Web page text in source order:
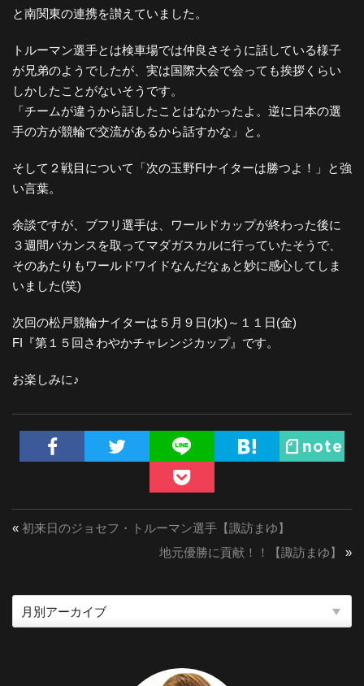
と南関東の連携を讃えていました。
トルーマン選手とは検車場では仲良さそうに話している様子
が兄弟のようでしたが、実は国際大会で会っても挨拶くらい
しかしたことがないそうです。
「チームが違うから話したことはなかったよ。逆に日本の選
手の方が競輪で交流があるから話すかな」と。
そして２戦目について「次の玉野FIナイターは勝つよ！」と強
い言葉。
余談ですが、ブフリ選手は、ワールドカップが終わった後に
３週間バカンスを取ってマダガスカルに行っていたそうで、
そのあたりもワールドワイドなんだなぁと妙に感心してしま
いました(笑)
次回の松戸競輪ナイターは５月９日(水)～１１日(金)
FI『第１５回さわやかチャレンジカップ』です。
お楽しみに♪
« 初来日のジョセフ・トルーマン選手【諏訪まゆ】
地元優勝に貢献！！【諏訪まゆ】
»